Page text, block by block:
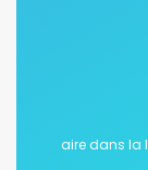
aire dans la